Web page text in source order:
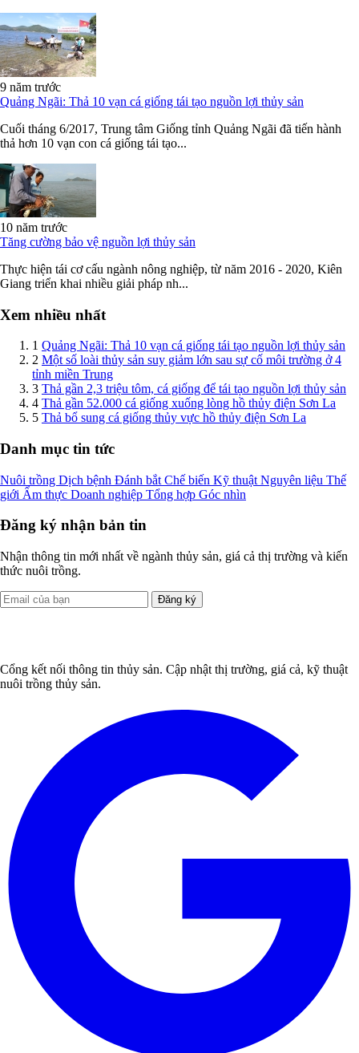
9 năm trước
Quảng Ngãi: Thả 10 vạn cá giống tái tạo nguồn lợi thủy sản
Cuối tháng 6/2017, Trung tâm Giống tỉnh Quảng Ngãi đã tiến hành
thả hơn 10 vạn con cá giống tái tạo...
10 năm trước
Tăng cường bảo vệ nguồn lợi thủy sản
Thực hiện tái cơ cấu ngành nông nghiệp, từ năm 2016 - 2020, Kiên
Giang triển khai nhiều giải pháp nh...
Xem nhiều nhất
1 Quảng Ngãi: Thả 10 vạn cá giống tái tạo nguồn lợi thủy sản
2 Một số loài thủy sản suy giảm lớn sau sự cố môi trường ở 4
tỉnh miền Trung
3 Thả gần 2,3 triệu tôm, cá giống để tái tạo nguồn lợi thủy sản
4 Thả gần 52.000 cá giống xuống lòng hồ thủy điện Sơn La
5 Thả bổ sung cá giống thủy vực hồ thủy điện Sơn La
Danh mục tin tức
Nuôi trồng Dịch bệnh Đánh bắt Chế biến Kỹ thuật Nguyên liệu Thế
giới Ẩm thực Doanh nghiệp Tổng hợp Góc nhìn
Đăng ký nhận bản tin
Nhận thông tin mới nhất về ngành thủy sản, giá cả thị trường và kiến
thức nuôi trồng.
Đăng ký
Cổng kết nối thông tin thủy sản. Cập nhật thị trường, giá cả, kỹ thuật
nuôi trồng thủy sản.